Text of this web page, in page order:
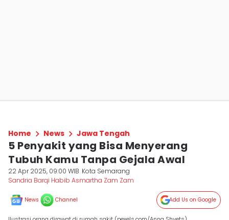
Home News Jawa Tengah
5 Penyakit yang Bisa Menyerang
Tubuh Kamu Tanpa Gejala Awal
22 Apr 2025, 09:00 WIB Kota Semarang
Sandria Barqi Habib Asmartha Zam Zam
News Channel Add Us on Google